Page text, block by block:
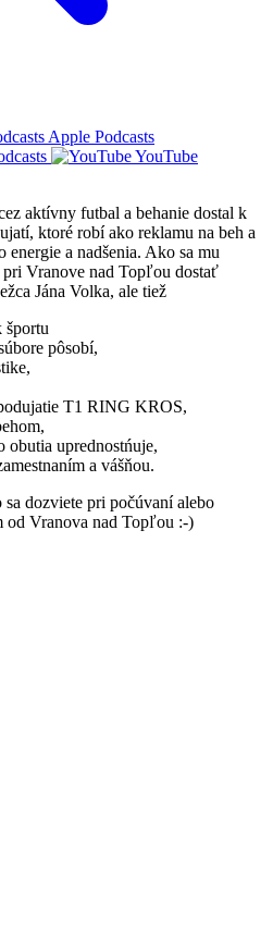
Apple Podcasts
YouTube
aktívny futbal a behanie dostal k
ktoré robí ako reklamu na beh a
a nadšenia. Ako sa mu
Vranove nad Topľou dostať
Jána Volka, ale tiež
športu
pôsobí,
T1 RING KROS,
obutia uprednostńuje,
a vášňou.
dozviete pri počúvaní alebo
od Vranova nad Topľou :-)